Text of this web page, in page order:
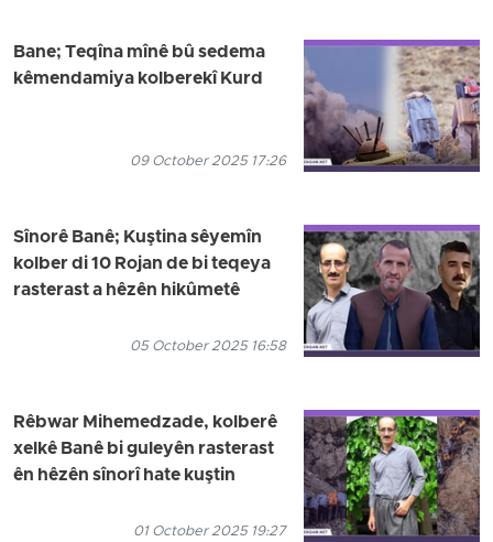
Bane; Teqîna mînê bû sedema
kêmendamiya kolberekî Kurd
09 October 2025 17:26
Sînorê Banê; Kuştina sêyemîn
kolber di 10 Rojan de bi teqeya
rasterast a hêzên hikûmetê
05 October 2025 16:58
Rêbwar Mihemedzade, kolberê
xelkê Banê bi guleyên rasterast
ên hêzên sînorî hate kuştin
01 October 2025 19:27